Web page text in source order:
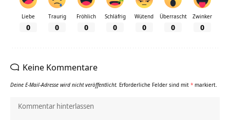
Liebe
0
Traurig
0
Fröhlich
0
Schläfrig
0
Wütend
0
Überrascht
0
Zwinker
0
Keine Kommentare
Deine E-Mail-Adresse wird nicht veröffentlicht. Erforderliche Felder sind mit * markiert.